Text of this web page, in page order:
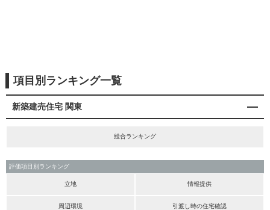
項目別ランキング一覧
新築建売住宅 関東
総合ランキング
評価項目別ランキング
立地 情報提供
周辺環境 引渡し時の住宅確認